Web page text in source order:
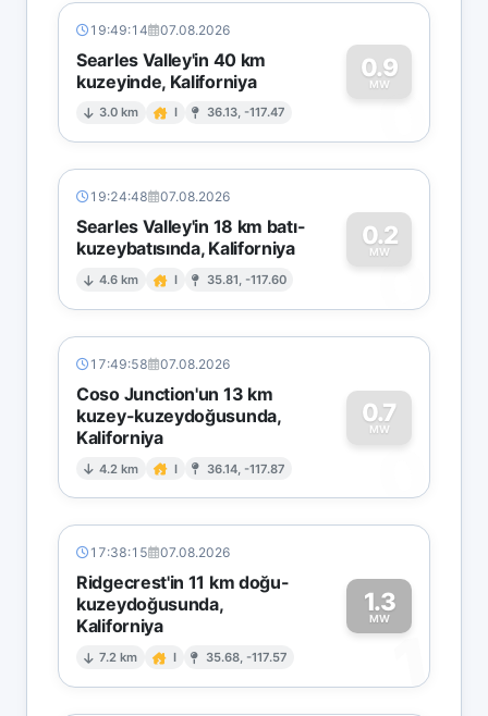
19:49:14 07.08.2026
Searles Valley'in 40 km
kuzeyinde, Kaliforniya
3.0 km I 36.13, -117.47
0.9
MW
0
19:24:48 07.08.2026
Searles Valley'in 18 km batı-
kuzeybatısında, Kaliforniya
4.6 km I 35.81, -117.60
0.2
MW
0
17:49:58 07.08.2026
Coso Junction'un 13 km
kuzey-kuzeydoğusunda,
Kaliforniya
4.2 km I 36.14, -117.87
0.7
MW
0
17:38:15 07.08.2026
Ridgecrest'in 11 km doğu-
kuzeydoğusunda,
Kaliforniya
7.2 km I 35.68, -117.57
1.3
MW
1